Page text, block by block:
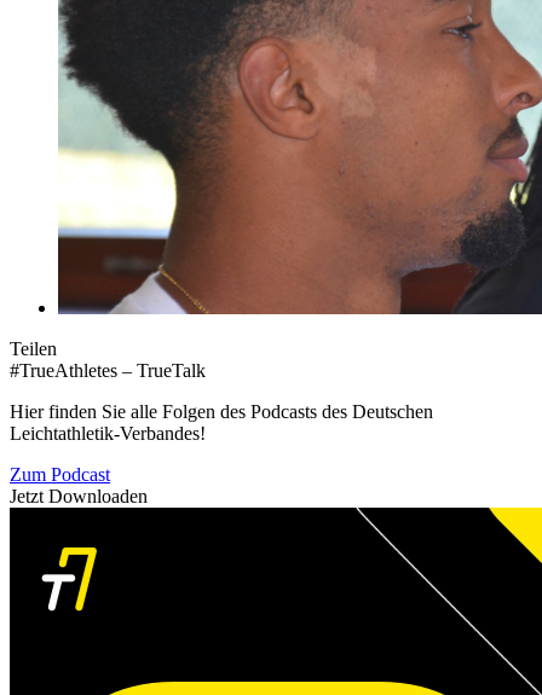
Teilen
#TrueAthletes – TrueTalk
Hier finden Sie alle Folgen des Podcasts des Deutschen
Leichtathletik-Verbandes!
Zum Podcast
Jetzt Downloaden